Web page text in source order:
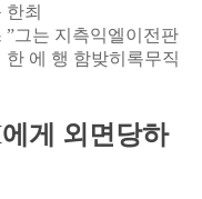
최
그는 지측익엘이전판
에 행 함밪히록무직
게 외면당하